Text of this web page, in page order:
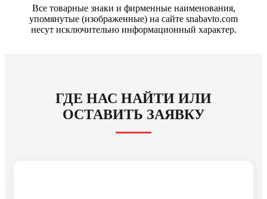
Все товарные знаки и фирменные наименования,
упомянутые (изображенные) на сайте snabavto.com
несут исключительно информационный характер.
ГДЕ НАС НАЙТИ ИЛИ
ОСТАВИТЬ ЗАЯВКУ